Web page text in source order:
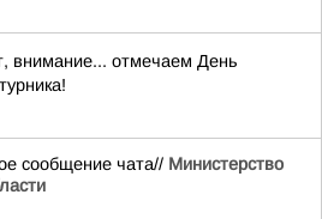
внимание... отмечаем День
сообщение чата// Министерство